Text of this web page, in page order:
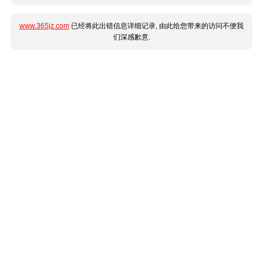
www.365jz.com 已经将此出错信息详细记录, 由此给您带来的访问不便我
们深感歉意.